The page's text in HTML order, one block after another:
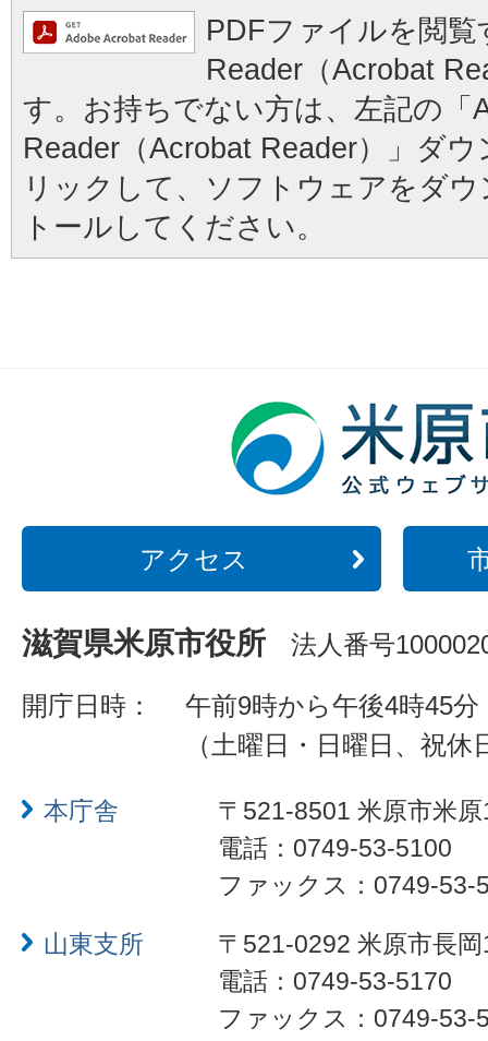
PDFファイルを閲
Reader（Acrobat
す。お持ちでない方は、左記の「
Reader（Acrobat Reader）」ダ
リックして、ソフトウェアをダ
トールしてください。
アクセス
滋賀県米原市役所 法人番号
開庁日時：
午前9時から午後4時45分
（土曜日・日曜日、祝
本庁舎
〒521-8501 米原市米
電話：0749-53-5100
ファックス：0749-53-
山東支所
〒521-0292 米原市長
電話：0749-53-5170
ファックス：0749-53-